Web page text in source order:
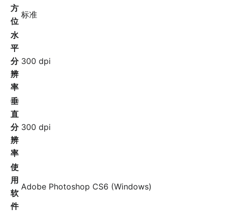
方
位
标准
水
平
分
辨
率
300 dpi
垂
直
分
辨
率
300 dpi
使
用
软
件
Adobe Photoshop CS6 (Windows)